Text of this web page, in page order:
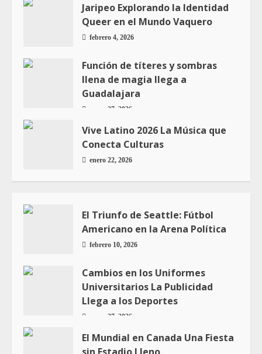
Jaripeo Explorando la Identidad
Queer en el Mundo Vaquero
febrero 4, 2026
Función de títeres y sombras
llena de magia llega a
Guadalajara
enero 27, 2026
Vive Latino 2026 La Música que
Conecta Culturas
enero 22, 2026
El Triunfo de Seattle: Fútbol
Americano en la Arena Política
febrero 10, 2026
Cambios en los Uniformes
Universitarios La Publicidad
Llega a los Deportes
enero 27, 2026
El Mundial en Canada Una Fiesta